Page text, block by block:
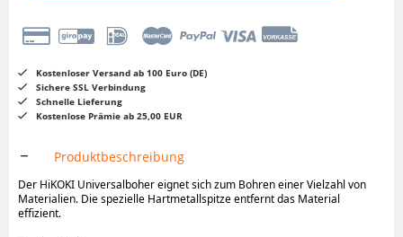
Kostenloser Versand ab 100 Euro (DE)
Sichere SSL Verbindung
Schnelle Lieferung
Kostenlose Prämie ab 25,00 EUR
Produktbeschreibung
Der HiKOKI Universalboher eignet sich zum Bohren einer Vielzahl von
Materialien. Die spezielle Hartmetallspitze entfernt das Material
effizient.